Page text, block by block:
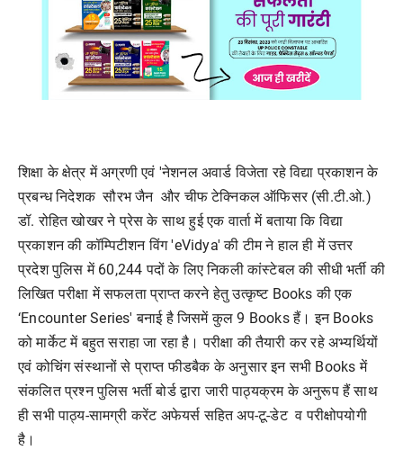
शिक्षा के क्षेत्र में अग्रणी एवं 'नेशनल अवार्ड विजेता रहे विद्या प्रकाशन के
प्रबन्ध निदेशक सौरभ जैन और चीफ टेक्निकल ऑफिसर (सी.टी.ओ.)
डॉ. रोहित खोखर ने प्रेस के साथ हुई एक वार्ता में बताया कि विद्या
प्रकाशन की कॉम्पिटीशन विंग 'eVidya' की टीम ने हाल ही में उत्तर
प्रदेश पुलिस में 60,244 पदों के लिए निकली कांस्टेबल की सीधी भर्ती की
लिखित परीक्षा में सफलता प्राप्त करने हेतु उत्कृष्ट Books की एक
‘Encounter Series' बनाई है जिसमें कुल 9 Books हैं। इन Books
को मार्केट में बहुत सराहा जा रहा है। परीक्षा की तैयारी कर रहे अभ्यर्थियों
एवं कोचिंग संस्थानों से प्राप्त फीडबैक के अनुसार इन सभी Books में
संकलित प्रश्न पुलिस भर्ती बोर्ड द्वारा जारी पाठ्यक्रम के अनुरूप हैं साथ
ही सभी पाठ्य-सामग्री करेंट अफेयर्स सहित अप-टू-डेट व परीक्षोपयोगी
है।